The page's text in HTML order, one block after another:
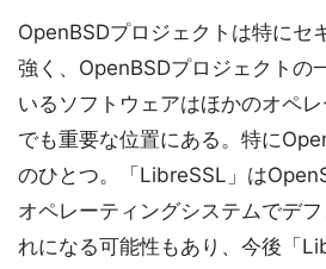
OpenBSDプロジェクトは特にセ
強く、OpenBSDプロジェクトの
いるソフトウェアはほかのオペ
でも重要な位置にある。特に
のひとつ。「LibreSSL」は
オペレーティングシステムでデ
れになる可能性もあり、今後「